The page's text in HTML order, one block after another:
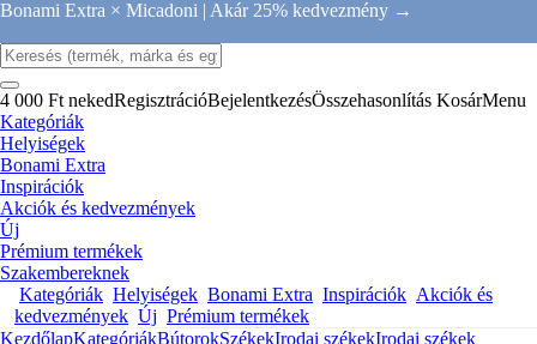
Bonami Extra × Micadoni | Akár 25% kedvezmény →
4 000 Ft nekedRegisztrációBejelentkezésÖsszehasonlítás KosárMenu
Kategóriák
Helyiségek
Bonami Extra
Inspirációk
Akciók és kedvezmények
Új
Prémium termékek
Szakembereknek
Kategóriák Helyiségek Bonami Extra Inspirációk Akciók és
kedvezmények Új Prémium termékek
KezdőlapKategóriákBútorokSzékekIrodai székekIrodai székek